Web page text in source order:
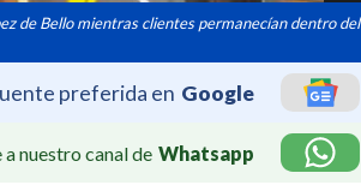
de Bello mientras clientes permanecían dentro del
preferida en Google
nuestro canal de Whatsapp